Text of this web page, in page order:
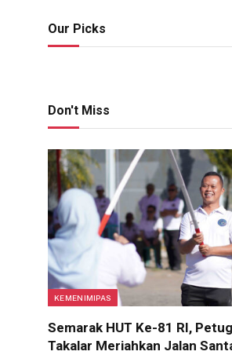
Our Picks
Don't Miss
KEMENIMIPAS
Semarak HUT Ke-81 RI,
Takalar Meriahkan Jalan